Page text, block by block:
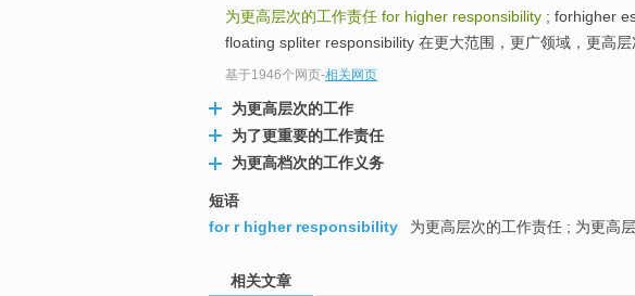
为更高层次的工作责任 for higher responsibility ; forhigher
floating spliter responsibility 在更大范围，更广领域，更高层
基于1946个网页-相关网页
为更高层次的工作
为了更重要的工作责任
为更高档次的工作义务
短语
for r higher responsibility
为更高层次的工作责任 ; 为更高
相关文章